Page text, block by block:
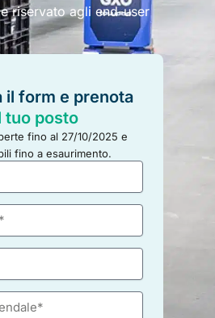
riservato agli end-user
il form e prenota
tuo posto
fino al 27/10/2025 e
fino a esaurimento.